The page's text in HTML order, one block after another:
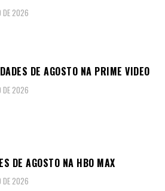
DE 2026
DE AGOSTO NA PRIME VIDEO
DE 2026
DE AGOSTO NA HBO MAX
DE 2026